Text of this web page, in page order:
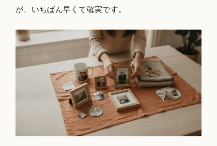
が、いちばん早くて確実です。